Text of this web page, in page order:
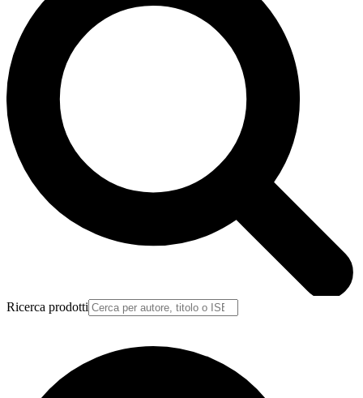
Ricerca prodotti